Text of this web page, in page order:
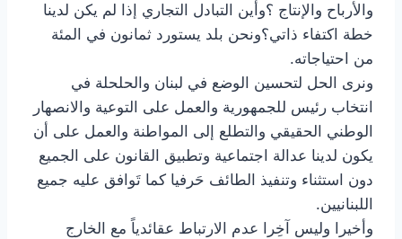
والأرباح والإنتاج ؟وأين التبادل التجاري إذا لم يكن لدينا
خطة اكتفاء ذاتي؟ونحن بلد يستورد ثمانون في المئة
من احتياجاته.
ونرى الحل لتحسين الوضع في لبنان والحلحلة في
انتخاب رئيس للجمهورية والعمل على التوعية والانصهار
الوطني الحقيقي والتطلع إلى المواطنة والعمل على أن
يكون لدينا عدالة اجتماعية وتطبيق القانون على الجميع
دون استثناء وتنفيذ الطائف حَرفيا كما تَوافق عليه جميع
اللبنانيين.
وأخيرا وليس آخِرا عدم الارتباط عقائدياً مع الخارج